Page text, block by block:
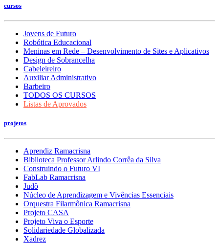
cursos
Jovens de Futuro
Robótica Educacional
Meninas em Rede – Desenvolvimento de Sites e Aplicativos
Design de Sobrancelha
Cabeleireiro
Auxiliar Administrativo
Barbeiro
TODOS OS CURSOS
Listas de Aprovados
projetos
Aprendiz Ramacrisna
Biblioteca Professor Arlindo Corrêa da Silva
Construindo o Futuro VI
FabLab Ramacrisna
Judô
Núcleo de Aprendizagem e Vivências Essenciais
Orquestra Filarmônica Ramacrisna
Projeto CASA
Projeto Viva o Esporte
Solidariedade Globalizada
Xadrez